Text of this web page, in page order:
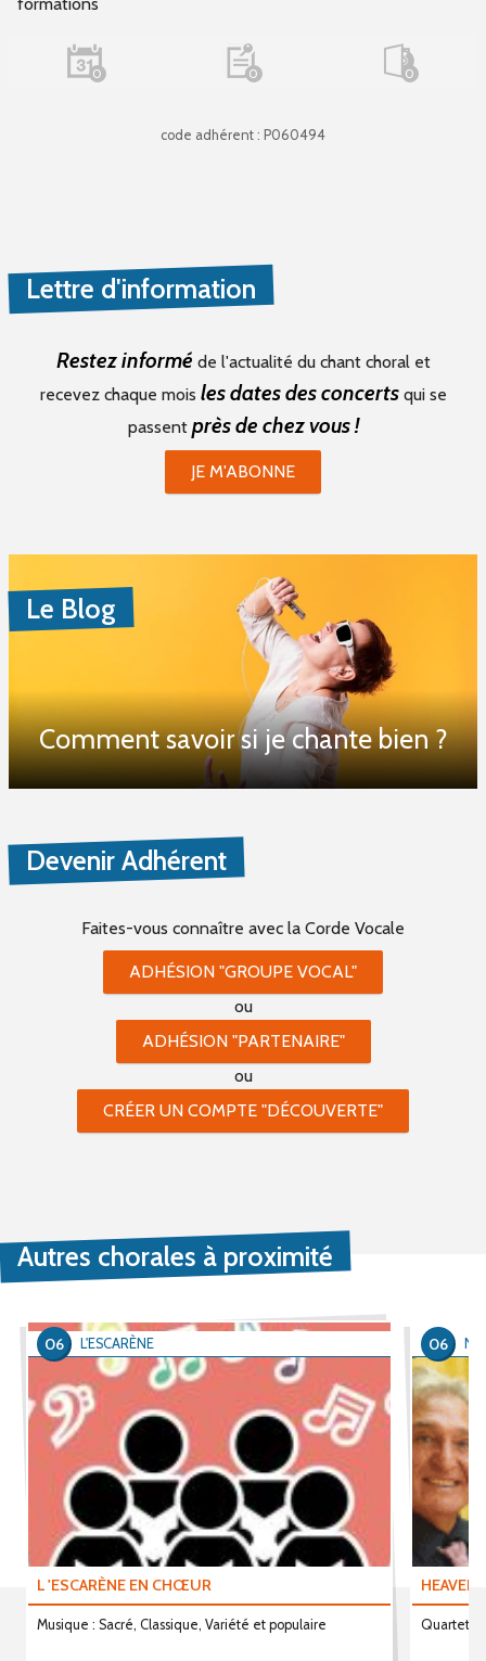
formations
0 0 0
code adhérent : P060494
Lettre d'information
Restez informé de l'actualité du chant choral et
recevez chaque mois les dates des concertsqui se
passent près de chez vous !
JE M'ABONNE
Le Blog
Comment savoir si je chante bien ?
Devenir Adhérent
Faites-vous connaître avec la Corde Vocale
ADHÉSION "GROUPE VOCAL"
ou
ADHÉSION "PARTENAIRE"
ou
CRÉER UN COMPTE "DÉCOUVERTE"
Autres chorales à proximité
L 'ESCARÈNE EN CHŒUR
Musique : Sacré, Classique, Variété et populaire
L'ESCARÈNE
06
HEAVEN
Quartet
06